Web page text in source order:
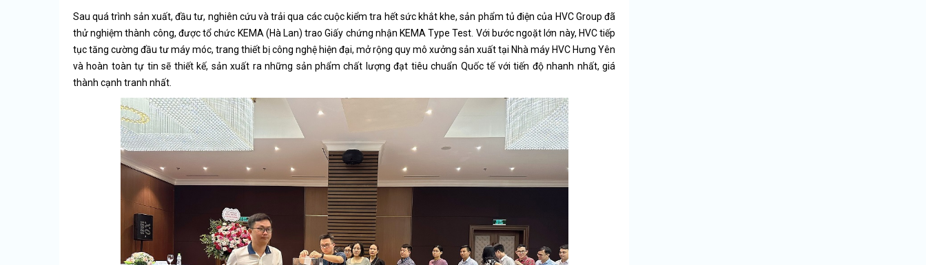
Sau quá trình sản xuất, đầu tư, nghiên cứu và trải qua các cuộc kiểm tra hết sức khắt khe, sản phẩm tủ điện của HVC Group đã
thử nghiệm thành công, được tổ chức KEMA (Hà Lan) trao Giấy chứng nhận KEMA Type Test. Với bước ngoặt lớn này, HVC tiếp
tục tăng cường đầu tư máy móc, trang thiết bị công nghệ hiện đại, mở rộng quy mô xưởng sản xuất tại Nhà máy HVC Hưng Yên
và hoàn toàn tự tin sẽ thiết kế, sản xuất ra những sản phẩm chất lượng đạt tiêu chuẩn Quốc tế với tiến độ nhanh nhất, giá
thành cạnh tranh nhất.